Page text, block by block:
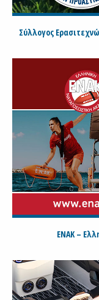
Σύλλογος
ΕΝΑΚ –